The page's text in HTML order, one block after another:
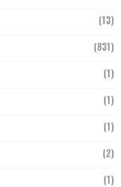
(13)
(831)
(1)
(1)
(1)
(2)
(1)